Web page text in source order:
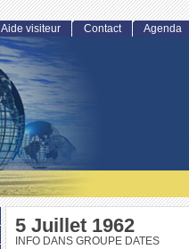
5 Juillet 1962
INFO DANS GROUPE DATES
Aide visiteur Contact Agenda